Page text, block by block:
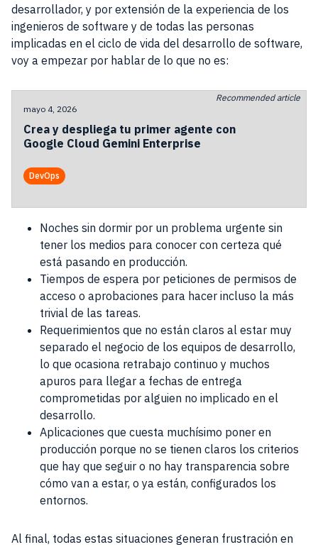
desarrollador, y por extensión de la experiencia de los
ingenieros de software y de todas las personas
implicadas en el ciclo de vida del desarrollo de software,
voy a empezar por hablar de lo que no es:
Recommended article
mayo 4, 2026
Crea y despliega tu primer agente con
Google Cloud Gemini Enterprise
DevOps
Noches sin dormir por un problema urgente sin
tener los medios para conocer con certeza qué
está pasando en producción.
Tiempos de espera por peticiones de permisos de
acceso o aprobaciones para hacer incluso la más
trivial de las tareas.
Requerimientos que no están claros al estar muy
separado el negocio de los equipos de desarrollo,
lo que ocasiona retrabajo continuo y muchos
apuros para llegar a fechas de entrega
comprometidas por alguien no implicado en el
desarrollo.
Aplicaciones que cuesta muchísimo poner en
producción porque no se tienen claros los criterios
que hay que seguir o no hay transparencia sobre
cómo van a estar, o ya están, configurados los
entornos.
Al final, todas estas situaciones generan frustración en